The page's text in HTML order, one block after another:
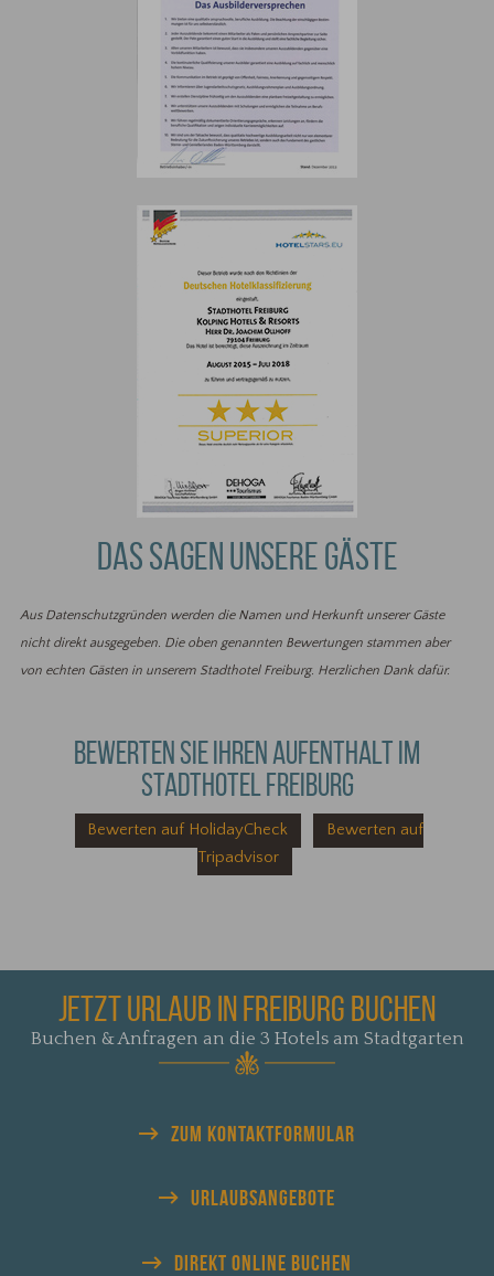
DAS SAGEN UNSERE GÄSTE
Aus Datenschutzgründen werden die Namen und Herkunft unserer Gäste
nicht direkt ausgegeben. Die oben genannten Bewertungen stammen aber
von echten Gästen in unserem Stadthotel Freiburg. Herzlichen Dank dafür.
BEWERTEN SIE IHREN AUFENTHALT IM
STADTHOTEL FREIBURG
Bewerten auf HolidayCheck
Bewerten auf
Tripadvisor
JETZT URLAUB IN FREIBURG BUCHEN
Buchen & Anfragen an die 3 Hotels am Stadtgarten
ZUM KONTAKTFORMULAR
URLAUBSANGEBOTE
DIREKT ONLINE BUCHEN